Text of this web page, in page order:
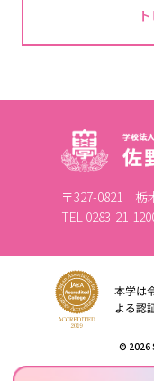
〒327-0821 栃
TEL 0283-21-
© 2026